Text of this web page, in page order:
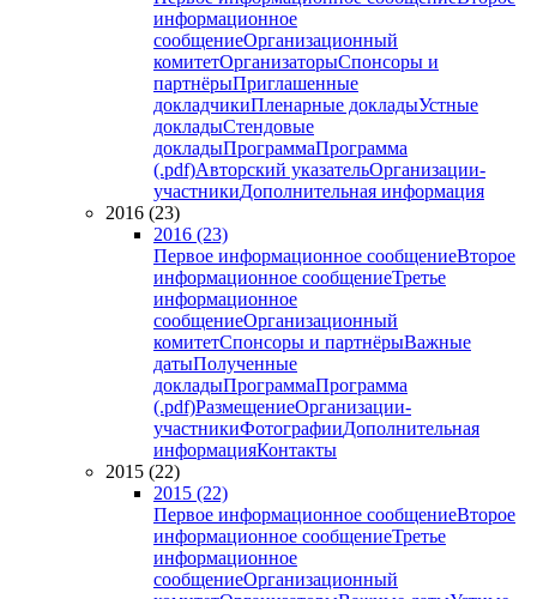
информационное
сообщениеОрганизационный
комитетОрганизаторыСпонсоры и
партнёрыПриглашенные
докладчикиПленарные докладыУстные
докладыСтендовые
докладыПрограммаПрограмма
(.pdf)Авторский указательОрганизации-
участникиДополнительная информация
2016 (23)
2016 (23)
Первое информационное сообщениеВторое
информационное сообщениеТретье
информационное
сообщениеОрганизационный
комитетСпонсоры и партнёрыВажные
датыПолученные
докладыПрограммаПрограмма
(.pdf)РазмещениеОрганизации-
участникиФотографииДополнительная
информацияКонтакты
2015 (22)
2015 (22)
Первое информационное сообщениеВторое
информационное сообщениеТретье
информационное
сообщениеОрганизационный